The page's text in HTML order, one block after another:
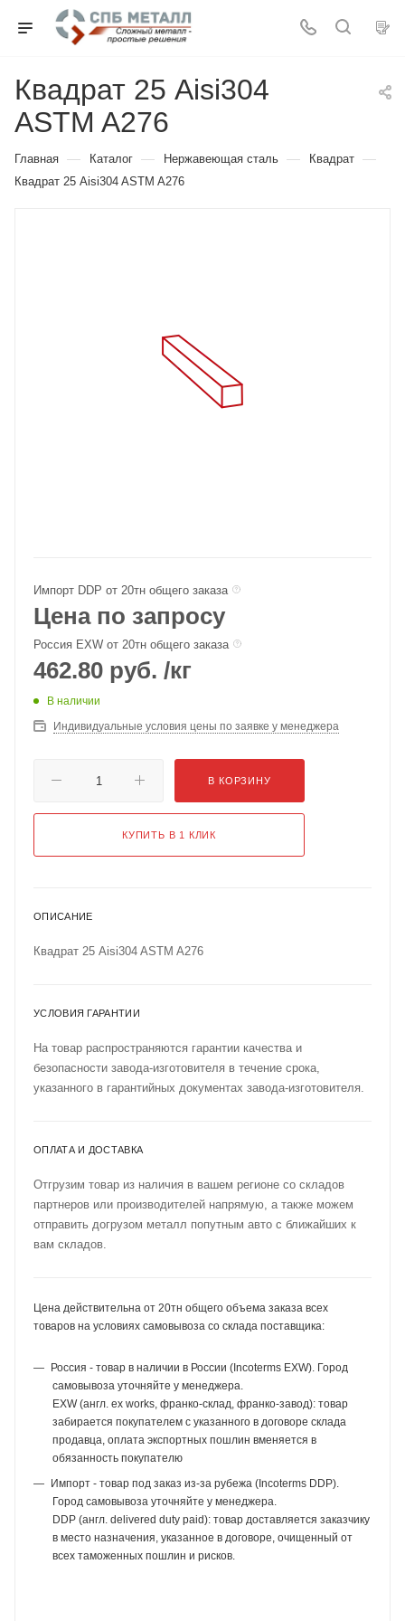
Квадрат 25 Aisi304
ASTM A276
Главная — Каталог — Нержавеющая сталь — Квадрат —
Квадрат 25 Aisi304 ASTM A276
Импорт DDP от 20тн общего заказа
Цена по запросу
Россия EXW от 20тн общего заказа
462.80 руб. /кг
В наличии
Индивидуальные условия цены по заявке у менеджера
В КОРЗИНУ
КУПИТЬ В 1 КЛИК
ОПИСАНИЕ
Квадрат 25 Aisi304 ASTM A276
УСЛОВИЯ ГАРАНТИИ
На товар распространяются гарантии качества и
безопасности завода-изготовителя в течение срока,
указанного в гарантийных документах завода-изготовителя.
ОПЛАТА И ДОСТАВКА
Отгрузим товар из наличия в вашем регионе со складов
партнеров или производителей напрямую, а также можем
отправить догрузом металл попутным авто с ближайших к
вам складов.
Цена действительна от 20тн общего объема заказа всех
товаров на условиях самовывоза со склада поставщика:
Россия - товар в наличии в России (Incoterms EXW). Город
самовывоза уточняйте у менеджера.
EXW (англ. ex works, франко-склад, франко-завод): товар
забирается покупателем с указанного в договоре склада
продавца, оплата экспортных пошлин вменяется в
обязанность покупателю
Импорт - товар под заказ из-за рубежа (Incoterms DDP).
Город самовывоза уточняйте у менеджера.
DDP (англ. delivered duty paid): товар доставляется заказчику
в место назначения, указанное в договоре, очищенный от
всех таможенных пошлин и рисков.